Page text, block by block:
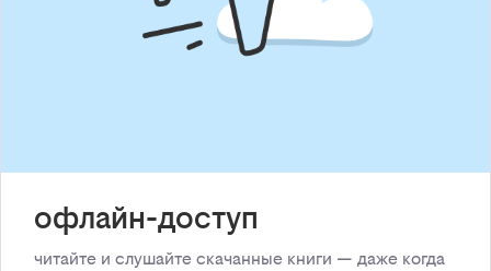
офлайн-доступ
читайте и слушайте скачанные книги — даже когда